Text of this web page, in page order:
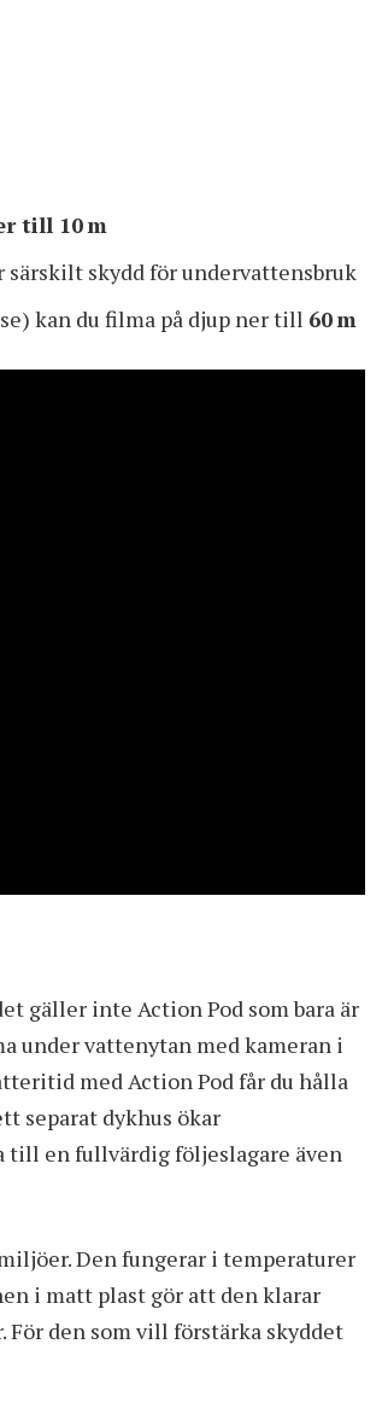
till 10 m
skydd för undervattensbruk
kan du filma på djup ner till 60 m
gäller inte Action Pod som bara är
under vattenytan med kameran i
med Action Pod får du hålla
separat dykhus ökar
en fullvärdig följeslagare även
Den fungerar i temperaturer
i matt plast gör att den klarar
För den som vill förstärka skyddet